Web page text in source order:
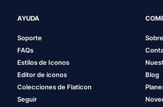
AYUDA
Soporte
FAQs
Estilos de Iconos
Editor de iconos
Colecciones de Flaticon
Seguir
Blog